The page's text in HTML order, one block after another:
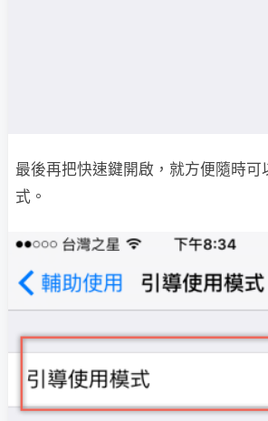
最後再把快速鍵開啟，就方便隨時可
式。